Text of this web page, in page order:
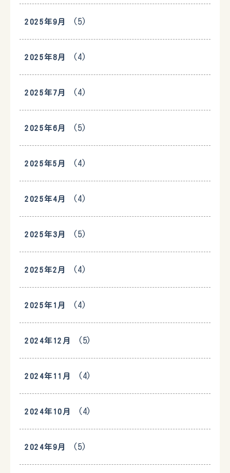
2025年9月 (5)
2025年8月 (4)
2025年7月 (4)
2025年6月 (5)
2025年5月 (4)
2025年4月 (4)
2025年3月 (5)
2025年2月 (4)
2025年1月 (4)
2024年12月 (5)
2024年11月 (4)
2024年10月 (4)
2024年9月 (5)